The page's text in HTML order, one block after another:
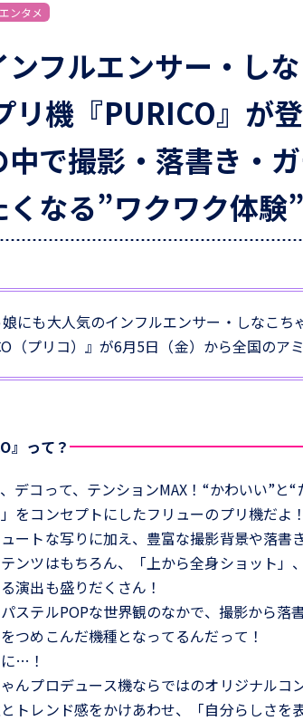
エンタメ
ンフルエンサー・し
リ機『PURICO』が
中で撮影・落書き・
くなる”ワクワク体験
にも大人気のインフルエンサー・しなこ
（プリコ）』が6月5日（金）から全国のア
』って？
、デコって、テンションMAX！“かわいい”
をコンセプトにしたフリューのプリ機だよ！
ートな写りに加え、豊富な撮影背景や落書
ンツはもちろん、「上から全身ショット」
演出も盛りだくさん！
ステルPOPな世界観のなかで、撮影から落
つめこんだ機種となってるんだって！
…！
んプロデュース機ならではのオリジナルコ
トレンド感をかけあわせ、「自分らしさを